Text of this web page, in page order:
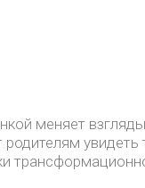
меняет
увидеть